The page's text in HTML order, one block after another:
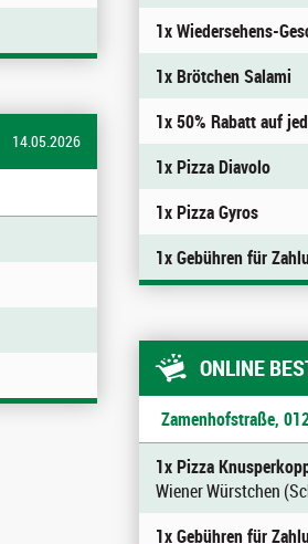
14.05.2026
1x Wiedersehens-
1x Brötchen Salami
1x 50% Rabatt auf
1x Pizza Diavolo
1x Pizza Gyros
1x Gebühren für
ONLINE
Zamenhofstraße,
1x Pizza
Wiener Würstchen
1x Gebühren für